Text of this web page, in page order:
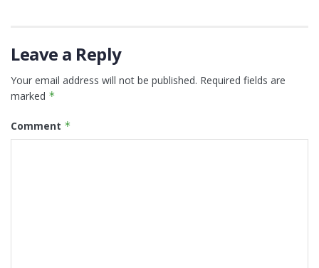
Leave a Reply
Your email address will not be published. Required fields are
marked *
Comment *